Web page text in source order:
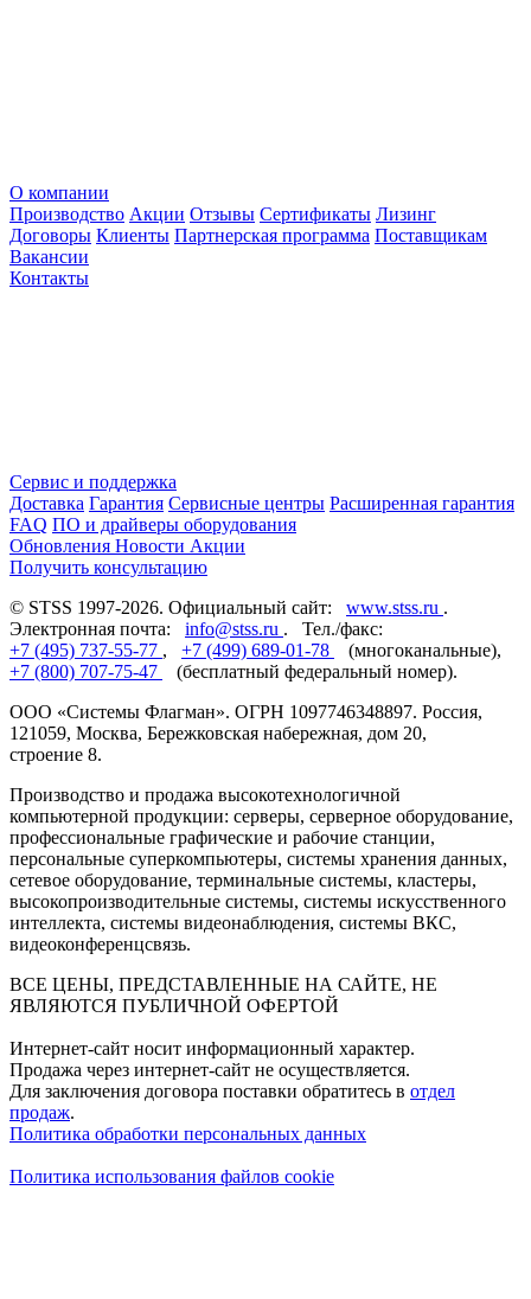
О компании
Производство Акции Отзывы Сертификаты Лизинг
Договоры Клиенты Партнерская программа Поставщикам
Вакансии
Контакты
Сервис и поддержка
Доставка Гарантия Сервисные центры Расширенная гарантия
FAQ ПО и драйверы оборудования
Обновления Новости Акции
Получить консультацию
© STSS 1997-2026. Официальный сайт: www.stss.ru .
Электронная почта: info@stss.ru . Тел./факс:
+7 (495) 737-55-77 , +7 (499) 689-01-78
(многоканальные),
+7 (800) 707-75-47
(бесплатный федеральный номер).
ООО «Системы Флагман». ОГРН 1097746348897. Россия,
121059, Москва, Бережковская набережная, дом 20,
строение 8.
Производство и продажа высокотехнологичной
компьютерной продукции: серверы, серверное оборудование,
профессиональные графические и рабочие станции,
персональные суперкомпьютеры, системы хранения данных,
сетевое оборудование, терминальные системы, кластеры,
высокопроизводительные системы, системы искусственного
интеллекта, системы видеонаблюдения, системы ВКС,
видеоконференцсвязь.
ВСЕ ЦЕНЫ, ПРЕДСТАВЛЕННЫЕ НА САЙТЕ, НЕ
ЯВЛЯЮТСЯ ПУБЛИЧНОЙ ОФЕРТОЙ
Интернет-сайт носит информационный характер.
Продажа через интернет-сайт не осуществляется.
Для заключения договора поставки обратитесь в отдел
продаж.
Политика обработки персональных данных
Политика использования файлов cookie